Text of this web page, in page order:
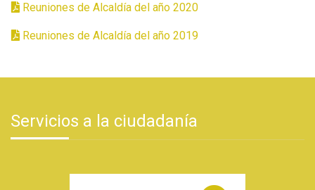
Reuniones de Alcaldía del año 2020
Reuniones de Alcaldía del año 2019
Servicios a la ciudadanía